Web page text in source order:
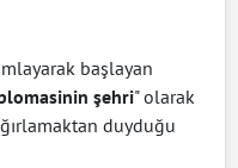
başlayan
şehri" olarak
duyduğu